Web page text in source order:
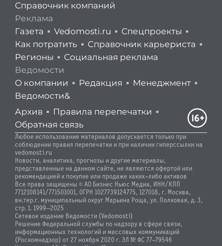
Справочник компаний
Реклама
Газета
Vedomosti.ru
Спецпроекты
Как потратить
Справочник карьериста
Регионы
Социальная реклама
Ведомости
О компании
Редакция
Менеджмент
Ведомости&
Архив
Правила перепечатки
Обратная связь
Любое использование материалов допускается только при
соблюдении правил перепечатки и при наличии гиперссылки на
vedomosti.ru
Новости, аналитика, прогнозы и другие материалы,
представленные на данном сайте, не являются офертой или
рекомендацией к покупке или продаже каких-либо активов
Все права защищены © АО Бизнес Ньюс Медиа, ИНН/КПП
7712108141/771501001, ОГРН 1027739124775, 127018, г. Москва,
вн.тер.г. муниципальный округ Марьина Роща, ул. Полковая, д. 3,
стр. 1. 1999—2025
Сетевое издание Ведомости (Vedomosti)
Решение Федеральной службы по надзору в сфере связи,
информационных технологий и массовых коммуникаций
(Роскомнадзор) от 27 ноября 2020 г. ЭЛ № ФС 77-79546